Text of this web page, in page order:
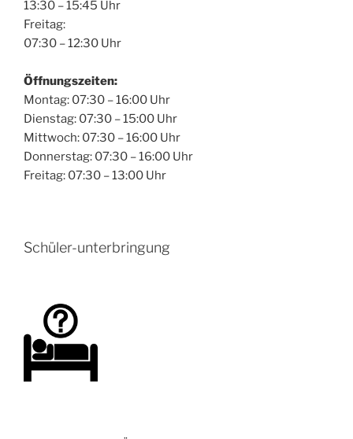
13:30 – 15:45 Uhr
Freitag:
07:30 – 12:30 Uhr
Öffnungszeiten:
Montag: 07:30 – 16:00 Uhr
Dienstag: 07:30 – 15:00 Uhr
Mittwoch: 07:30 – 16:00 Uhr
Donnerstag: 07:30 – 16:00 Uhr
Freitag: 07:30 – 13:00 Uhr
Schüler-unterbringung